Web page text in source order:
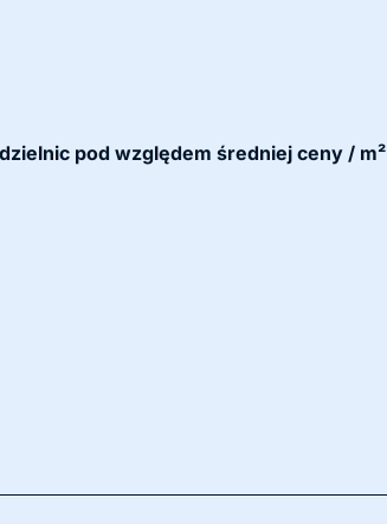
pod względem średniej ceny / m²